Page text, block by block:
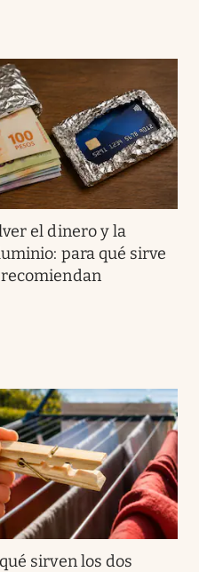
el dinero y la
para qué sirve
sirven los dos